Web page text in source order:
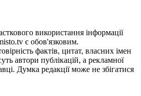
використання iнформацiї
є обов'язковим.
фактів, цитат, власних імен
автори публікацій, а рекламної
Думка редакцiї може не збiгатися